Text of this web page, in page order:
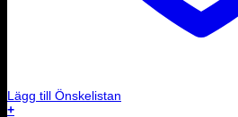
Lägg till Önskelistan
+